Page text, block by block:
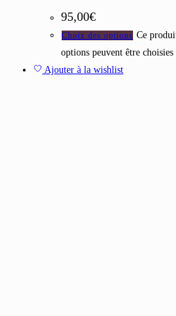
95,00€
Choix des options Ce
options peuvent être
Ajouter à la wishlist